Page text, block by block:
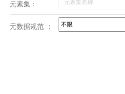
元素集：
元数据规范 ：